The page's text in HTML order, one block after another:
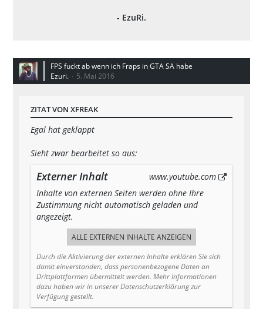
- EzuRi.
FPS fuckt ab wenn ich Fraps in GTA SA habe
Ezuri.
5. Mai 2016
ZITAT VON XFREAK
Egal hat geklappt
Sieht zwar bearbeitet so aus:
Externer Inhalt
www.youtube.com
Inhalte von externen Seiten werden ohne Ihre
Zustimmung nicht automatisch geladen und
angezeigt.
ALLE EXTERNEN INHALTE ANZEIGEN
Durch die Aktivierung der externen Inhalte erklären Sie sich
damit einverstanden, dass personenbezogene Daten an
Drittplattformen übermittelt werden. Mehr Informationen
dazu haben wir in unserer Datenschutzerklärung zur
Verfügung gestellt.